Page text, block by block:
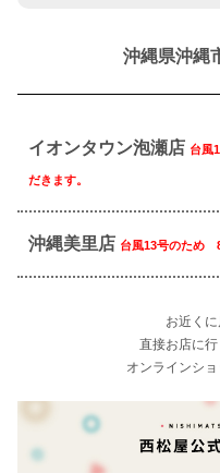
沖縄県沖縄
イオンタウン泡瀬店 台風
だきます。
沖縄美里店 台風13号のため
お近くに
直接お店に行
オンラインショ